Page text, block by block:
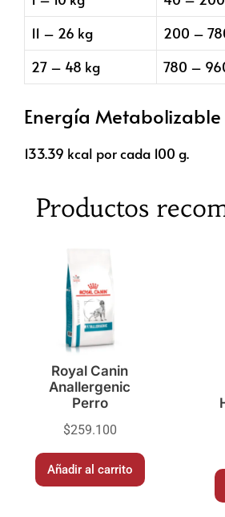
11 – 26 kg
200 –
27 – 48 kg
780 –
Energía Metabolizable
133.39 kcal por cada 100 g.
Productos
Royal Canin
Anallergenic
Perro
$259.100
Añadir al carrito